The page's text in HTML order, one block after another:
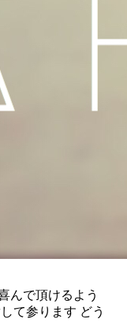
んで頂けるよう
て参ります どう